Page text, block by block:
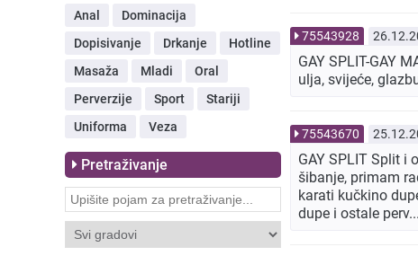
Anal
Dominacija
Dopisivanje
Drkanje
Hotline
Masaža
Mladi
Oral
Perverzije
Sport
Stariji
Uniforma
Veza
Pretraživanje
75543928
GAY SPLIT-GAY
ulja, svijeće,
75543670
GAY SPLIT Split i
šibanje, primam
karati kučkino
dupe i ostale